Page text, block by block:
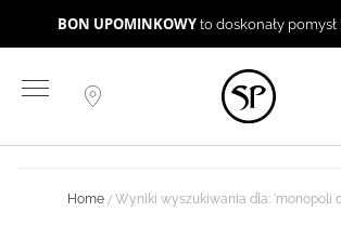
Zrób zakupyi odbierz
do
treści
Home Wyniki wyszukiwania dla: 'monopoli